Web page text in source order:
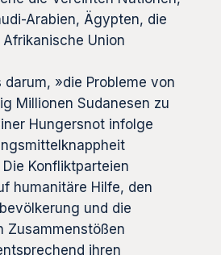
Arabien, Ägypten, die
Union
»die Probleme von
Millionen Sudanesen zu
Hungersnot infolge
Konfliktparteien
humanitäre Hilfe, den
und die
Zusammenstößen
ihren